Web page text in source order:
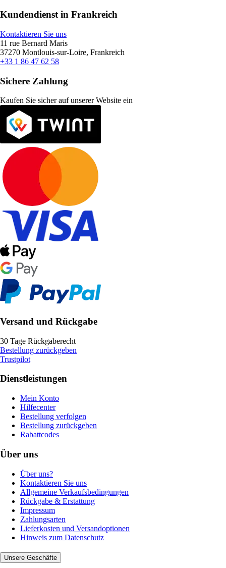
Kundendienst in Frankreich
Kontaktieren Sie uns
11 rue Bernard Maris
37270 Montlouis-sur-Loire, Frankreich
+33 1 86 47 62 58
Sichere Zahlung
Kaufen Sie sicher auf unserer Website ein
Versand und Rückgabe
30 Tage Rückgaberecht
Bestellung zurückgeben
Trustpilot
Dienstleistungen
Mein Konto
Hilfecenter
Bestellung verfolgen
Bestellung zurückgeben
Rabattcodes
Über uns
Über uns?
Kontaktieren Sie uns
Allgemeine Verkaufsbedingungen
Rückgabe & Erstattung
Impressum
Zahlungsarten
Lieferkosten und Versandoptionen
Hinweis zum Datenschutz
Unsere Geschäfte